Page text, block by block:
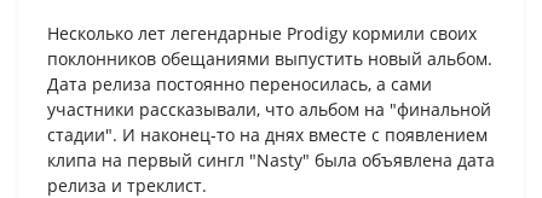
Несколько лет легендарные Prodigy кормили своих
поклонников обещаниями выпустить новый альбом.
Дата релиза постоянно переносилась, а сами
участники рассказывали, что альбом на "финальной
стадии". И наконец-то на днях вместе с появлением
клипа на первый сингл "Nasty" была объявлена дата
релиза и треклист.